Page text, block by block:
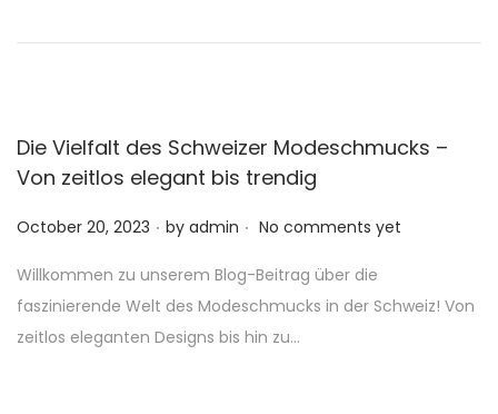
Die Vielfalt des Schweizer Modeschmucks –
Von zeitlos elegant bis trendig
P
s
t
e
October 20, 2023 . by admin . No comments yet
Willkommen zu unserem Blog-Beitrag über die
faszinierende Welt des Modeschmucks in der Schweiz! Von
zeitlos eleganten Designs bis hin zu…